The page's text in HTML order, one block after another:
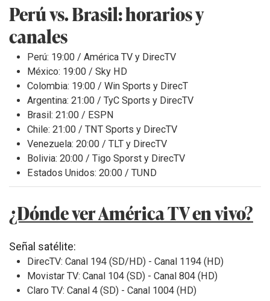
Perú vs. Brasil: horarios y
canales
Perú: 19:00 / América TV y DirecTV
México: 19:00 / Sky HD
Colombia: 19:00 / Win Sports y DirecT
Argentina: 21:00 / TyC Sports y DirecTV
Brasil: 21:00 / ESPN
Chile: 21:00 / TNT Sports y DirecTV
Venezuela: 20:00 / TLT y DirecTV
Bolivia: 20:00 / Tigo Sporst y DirecTV
Estados Unidos: 20:00 / TUND
¿Dónde ver América TV en vivo?
Señal satélite:
DirecTV: Canal 194 (SD/HD) - Canal 1194 (HD)
Movistar TV: Canal 104 (SD) - Canal 804 (HD)
Claro TV: Canal 4 (SD) - Canal 1004 (HD)